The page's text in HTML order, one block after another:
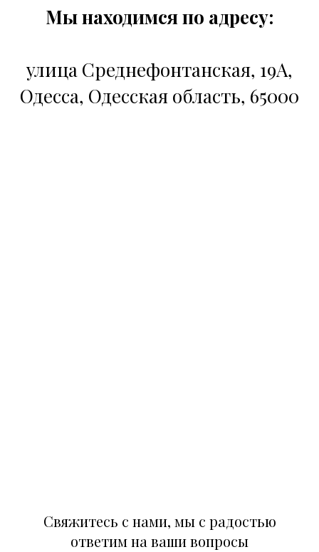
Мы находимся по адресу:
улица Среднефонтанская, 19А,
Одесса, Одесская область, 65000
Свяжитесь с нами, мы с радостью
ответим на ваши вопросы